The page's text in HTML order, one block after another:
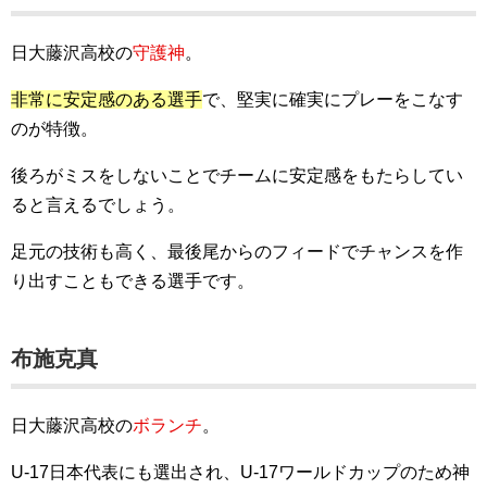
日大藤沢高校の守護神。
非常に安定感のある選手で、堅実に確実にプレーをこなす
のが特徴。
後ろがミスをしないことでチームに安定感をもたらしてい
ると言えるでしょう。
足元の技術も高く、最後尾からのフィードでチャンスを作
り出すこともできる選手です。
布施克真
日大藤沢高校のボランチ。
U-17日本代表にも選出され、U-17ワールドカップのため神